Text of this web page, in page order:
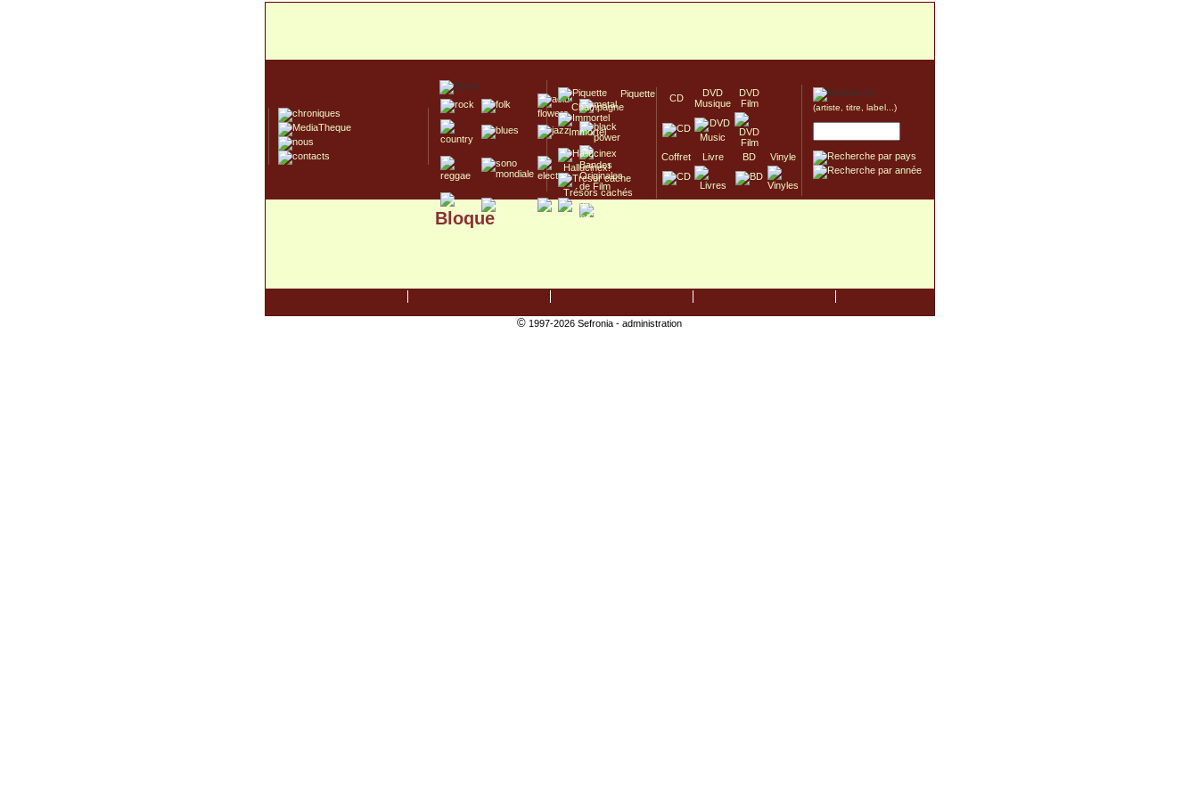
Piquette
Champagne
Immortel
Hallucinex!
Trésors cachés
Culte/Collector
CD
DVD
Musique
DVD
Film
Coffret Livre BD Vinyle
(artiste, titre, label...)
Bloque
©1997-2026 Sefronia - administration